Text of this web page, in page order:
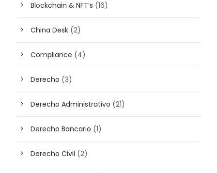
Blockchain & NFT’s (16)
China Desk (2)
Compliance (4)
Derecho (3)
Derecho Administrativo (21)
Derecho Bancario (1)
Derecho Civil (2)